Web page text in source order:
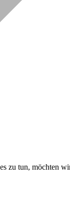
zu tun, möchten